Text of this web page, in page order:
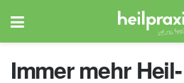
Immer mehr